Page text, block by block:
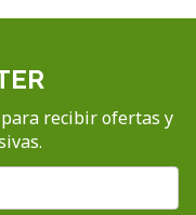
recibir ofertas y